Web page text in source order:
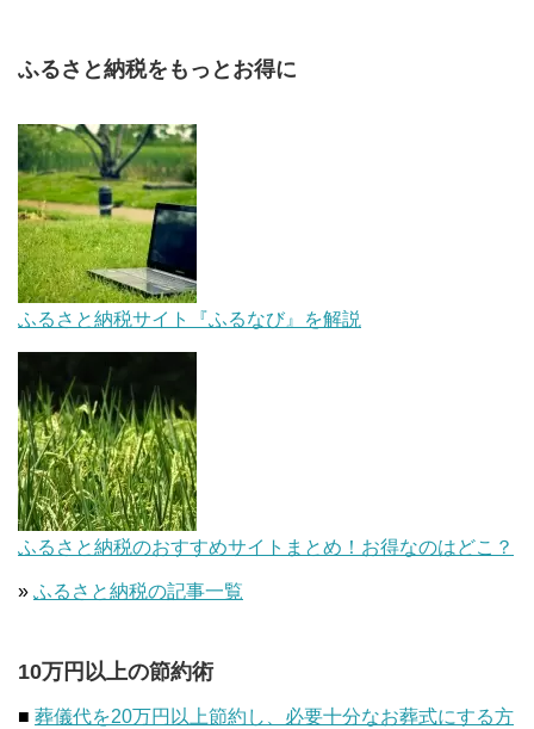
ふるさと納税をもっとお得に
ふるさと納税サイト『ふるなび』を解説
ふるさと納税のおすすめサイトまとめ！お得なのはどこ？
» ふるさと納税の記事一覧
10万円以上の節約術
■ 葬儀代を20万円以上節約し、必要十分なお葬式にする方